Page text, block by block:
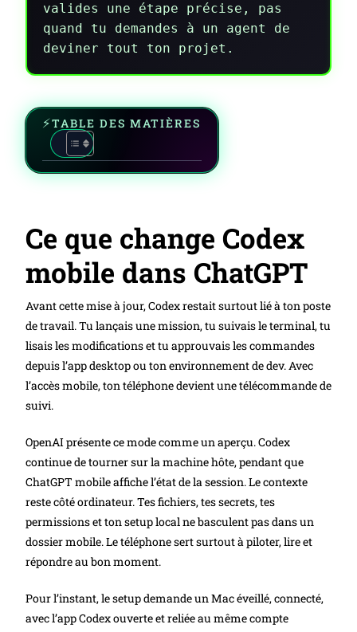
valides une étape précise, pas
quand tu demandes à un agent de
deviner tout ton projet.
TABLE DES MATIÈRES
Ce que change Codex
mobile dans ChatGPT
Avant cette mise à jour, Codex restait surtout lié à ton poste
de travail. Tu lançais une mission, tu suivais le terminal, tu
lisais les modifications et tu approuvais les commandes
depuis l’app desktop ou ton environnement de dev. Avec
l’accès mobile, ton téléphone devient une télécommande de
suivi.
OpenAI présente ce mode comme un aperçu. Codex
continue de tourner sur la machine hôte, pendant que
ChatGPT mobile affiche l’état de la session. Le contexte
reste côté ordinateur. Tes fichiers, tes secrets, tes
permissions et ton setup local ne basculent pas dans un
dossier mobile. Le téléphone sert surtout à piloter, lire et
répondre au bon moment.
Pour l’instant, le setup demande un Mac éveillé, connecté,
avec l’app Codex ouverte et reliée au même compte